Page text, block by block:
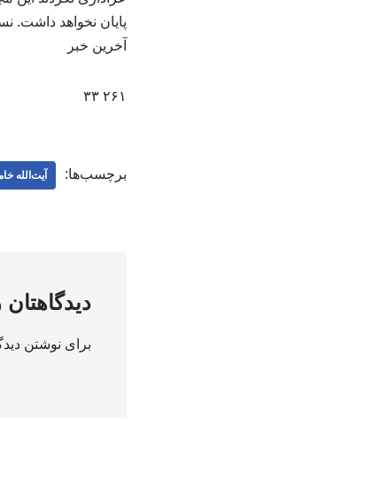
پایان نخواهد داشت.
آخرین خبر
۲۶۱ ۳۳
برچسب‌ها: آیت‌الله
دیدگاهتان
برای نوشتن